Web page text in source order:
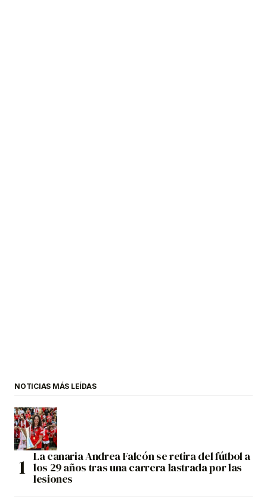
NOTICIAS MÁS LEÍDAS
La canaria Andrea Falcón se retira del fútbol a
los 29 años tras una carrera lastrada por las
lesiones